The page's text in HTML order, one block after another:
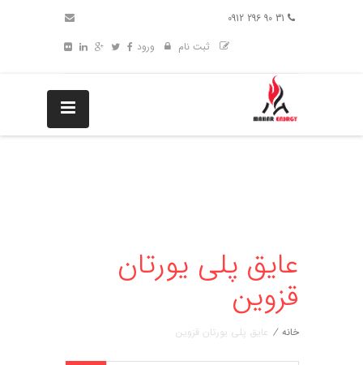
ثبت نام
ورود
عایق پلی یورتان
قزوین
خانه / عایق پلی یورتان قزوین